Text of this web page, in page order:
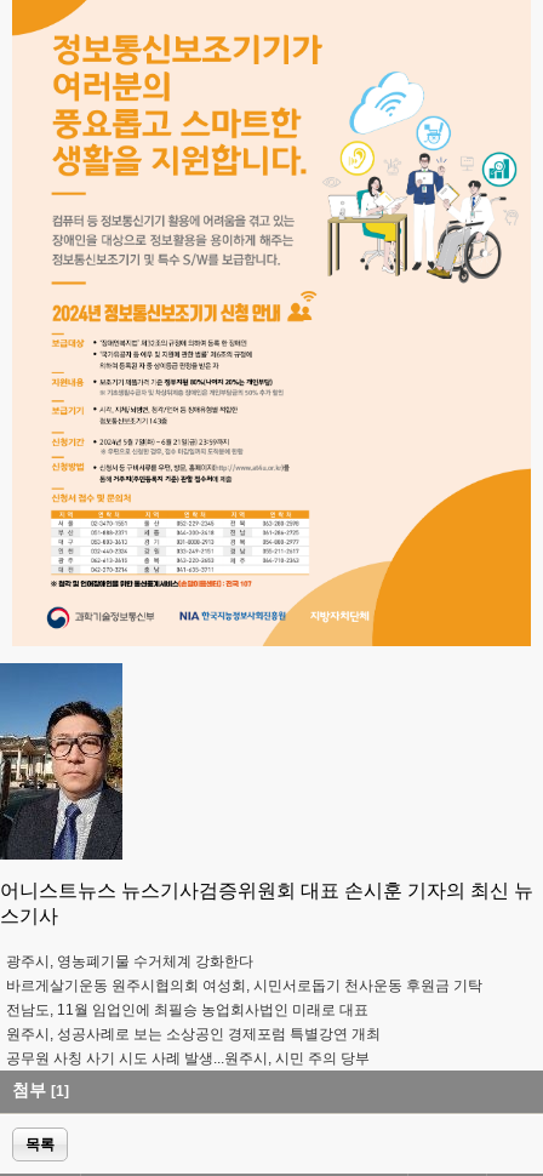
어니스트뉴스 뉴스기사검증위원회 대표 손시훈 기자의 최신 뉴
스기사
광주시, 영농폐기물 수거체계 강화한다
바르게살기운동 원주시협의회 여성회, 시민서로돕기 천사운동 후원금 기탁
전남도, 11월 임업인에 최필승 농업회사법인 미래로 대표
원주시, 성공사례로 보는 소상공인 경제포럼 특별강연 개최
공무원 사칭 사기 시도 사례 발생...원주시, 시민 주의 당부
첨부 [1]
목록